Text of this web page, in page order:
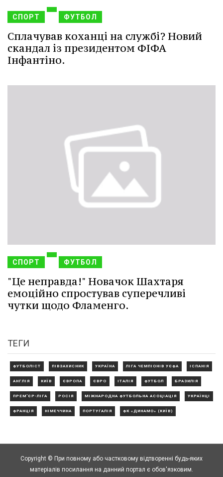
СПОРТ ФУТБОЛ
Сплачував коханці на службі? Новий
скандал із президентом ФІФА
Інфантіно.
СПОРТ ФУТБОЛ
"Це неправда!" Новачок Шахтаря
емоційно спростував суперечливі
чутки щодо Фламенго.
ТЕГИ
ФУТБОЛІСТ ПІВЗАХИСНИК УКРАЇНА ЛІГА ЧЕМПІОНІВ УЄФА ІСПАНІЯ
АНГЛІЯ КИЇВ ЄВРОПА ЄВРО ІТАЛІЯ ФУТБОЛ БРАЗИЛІЯ
ПРЕМ'ЄР-ЛІГА РОСІЯ МІЖНАРОДНА ФУТБОЛЬНА АСОЦІАЦІЯ УКРАЇНЦІ
ФРАНЦІЯ НІМЕЧЧИНА ПОРТУГАЛІЯ ФК «ДИНАМО» (КИЇВ)
Copyright © При повному або частковому відтворенні будь-яких
матеріалів посилання на данний портал є обов'язковим.